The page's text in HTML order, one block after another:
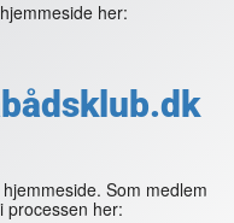
her:
Som medlem
processen her: